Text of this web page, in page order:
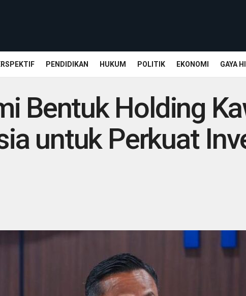
PENDIDIKAN HUKUM POLITIK EKONOMI GAYA
Bentuk Holding
untuk Perkuat